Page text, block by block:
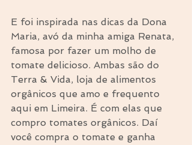
E foi inspirada nas dicas da Dona
Maria, avó da minha amiga Renata,
famosa por fazer um molho de
tomate delicioso. Ambas são do
Terra & Vida, loja de alimentos
orgânicos que amo e frequento
aqui em Limeira. É com elas que
compro tomates orgânicos. Daí
você compra o tomate e ganha